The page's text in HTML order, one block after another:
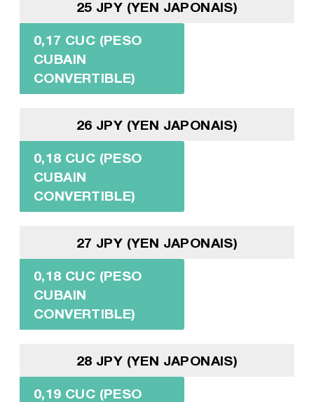
25 JPY (YEN JAPONAIS)
0,17 CUC (PESO
CUBAIN
CONVERTIBLE)
26 JPY (YEN JAPONAIS)
0,18 CUC (PESO
CUBAIN
CONVERTIBLE)
27 JPY (YEN JAPONAIS)
0,18 CUC (PESO
CUBAIN
CONVERTIBLE)
28 JPY (YEN JAPONAIS)
0,19 CUC (PESO